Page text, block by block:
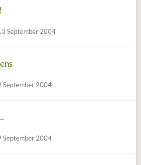
September 2004
September 2004
September 2004